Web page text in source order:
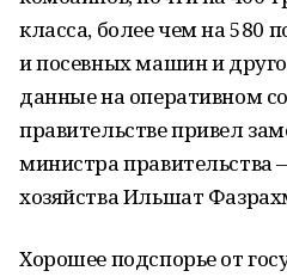
класса, более чем на 580
и посевных машин и
данные на оперативном
правительстве привел
министра правительства
хозяйства Ильшат
Хорошее подспорье от